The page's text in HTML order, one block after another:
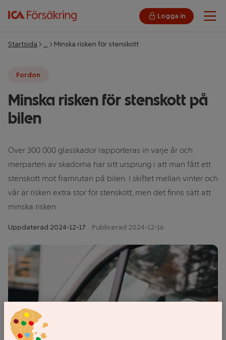
Logga in
Startsida … Minska risken för stenskott
Fordon
Minska risken för stenskott på
bilen
Över 300 000 glasskador rapporteras in varje år och
merparten av skadorna har sitt ursprung i att man fått ett
stenskott mot framrutan på bilen. I skiftet mellan vinter och
vår är risken extra stor för stenskott, men det finns sätt att
minska risken.
Uppdaterad 2024-12-17 Publicerad 2024-12-16